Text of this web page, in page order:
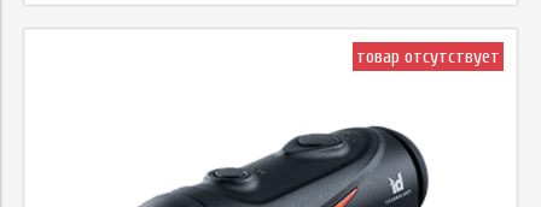
товар отсутствует